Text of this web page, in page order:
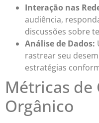
Interação nas
audiência,
discussões sobre
Análise de Dados:
rastrear seu
estratégias
Métricas de
Orgânico